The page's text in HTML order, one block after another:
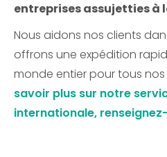
entreprises assujetties à
Nous aidons nos clients
offrons une expédition
monde entier pour tous
savoir plus sur notre
internationale,